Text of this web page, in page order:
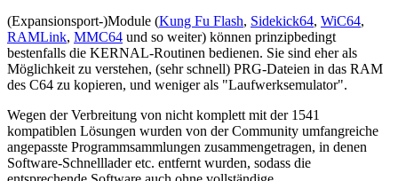
(Expansionsport-)Module (Kung Fu Flash, Sidekick64, WiC64,
RAMLink, MMC64 und so weiter) können prinzipbedingt
bestenfalls die KERNAL-Routinen bedienen. Sie sind eher als
Möglichkeit zu verstehen, (sehr schnell) PRG-Dateien in das RAM
des C64 zu kopieren, und weniger als "Laufwerksemulator".
Wegen der Verbreitung von nicht komplett mit der 1541
kompatiblen Lösungen wurden von der Community umfangreiche
angepasste Programmsammlungen zusammengetragen, in denen
Software-Schnelllader etc. entfernt wurden, sodass die